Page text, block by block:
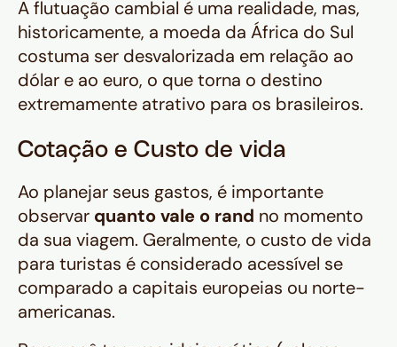
A flutuação cambial é uma realidade, mas,
historicamente, a moeda da África do Sul
costuma ser desvalorizada em relação ao
dólar e ao euro, o que torna o destino
extremamente atrativo para os brasileiros.
Cotação e Custo de vida
Ao planejar seus gastos, é importante
observar quanto vale o rand no momento
da sua viagem. Geralmente, o custo de vida
para turistas é considerado acessível se
comparado a capitais europeias ou norte-
americanas.